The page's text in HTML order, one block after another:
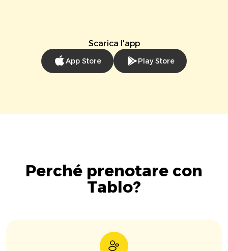
Scarica l'app
App Store Play Store
Perché prenotare con
Tablo?